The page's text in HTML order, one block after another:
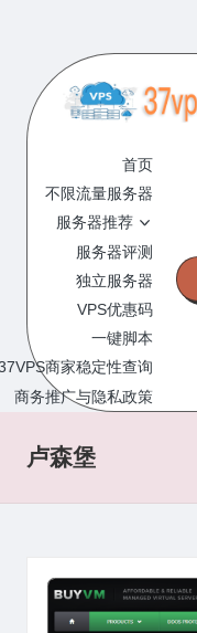
content
7
V
P
S
主
机
评
测
的
VPS
网
站
首页
不限流量服务器
服务器推荐
服务器评测
独立服务器
VPS优惠码
一键脚本
商家稳定性查询
商务推广与隐私政策
卢森堡